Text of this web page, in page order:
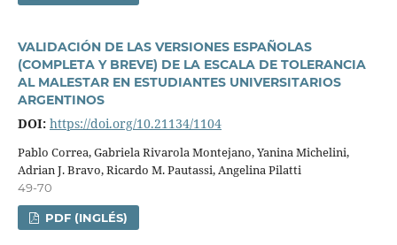
VALIDACIÓN DE LAS VERSIONES ESPAÑOLAS
(COMPLETA Y BREVE) DE LA ESCALA DE TOLERANCIA
AL MALESTAR EN ESTUDIANTES UNIVERSITARIOS
ARGENTINOS
DOI: https://doi.org/10.21134/1104
Pablo Correa, Gabriela Rivarola Montejano, Yanina Michelini,
Adrian J. Bravo, Ricardo M. Pautassi, Angelina Pilatti
49-70
PDF (INGLÉS)